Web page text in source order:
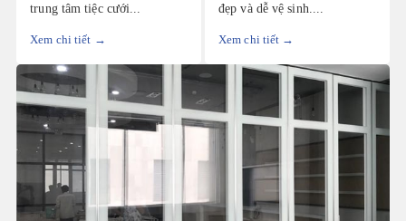
trung tâm tiệc cưới...
Xem chi tiết →
đẹp và dễ vệ sinh....
Xem chi tiết →